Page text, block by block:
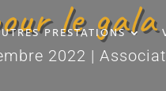
PRESTATIONS
le
2022 |